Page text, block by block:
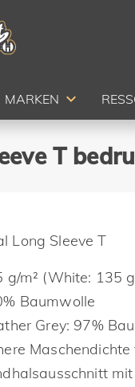
MARKEN
T
Long Sleeve T
g/m² (White: 135 g/
Baumwolle
Grey: 97%
Maschendichte